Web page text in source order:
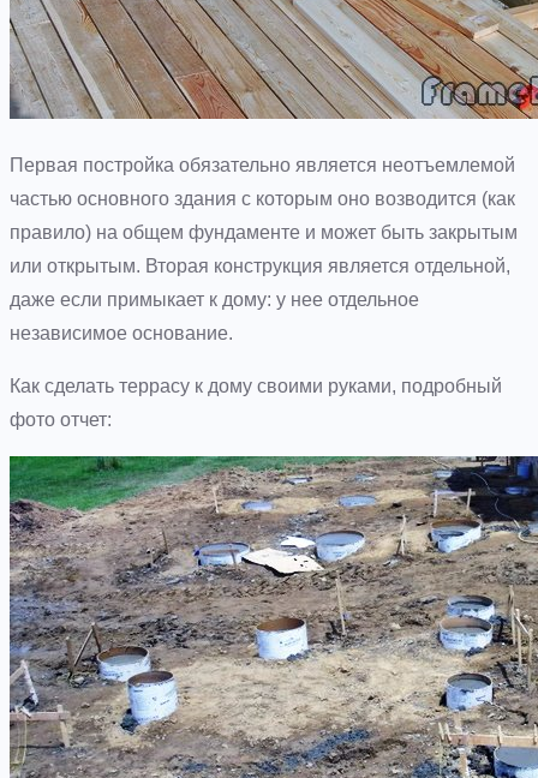
Первая постройка обязательно является неотъемлемой
частью основного здания с которым оно возводится (как
правило) на общем фундаменте и может быть закрытым
или открытым. Вторая конструкция является отдельной,
даже если примыкает к дому: у нее отдельное
независимое основание.
Как сделать террасу к дому своими руками, подробный
фото отчет: